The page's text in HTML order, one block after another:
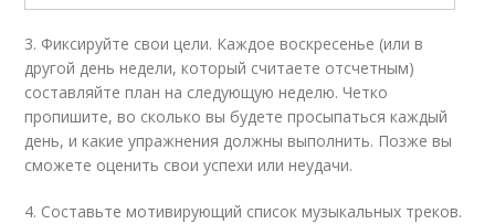
3. Фиксируйте свои цели. Каждое воскресенье (или в
другой день недели, который считаете отсчетным)
составляйте план на следующую неделю. Четко
пропишите, во сколько вы будете просыпаться каждый
день, и какие упражнения должны выполнить. Позже вы
сможете оценить свои успехи или неудачи.
4. Составьте мотивирующий список музыкальных треков.